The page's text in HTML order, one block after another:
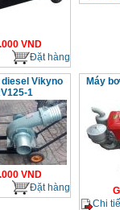
VND
Đặt hàng
Vikyno
1
VND
Đặt hàng
Máy
Chi